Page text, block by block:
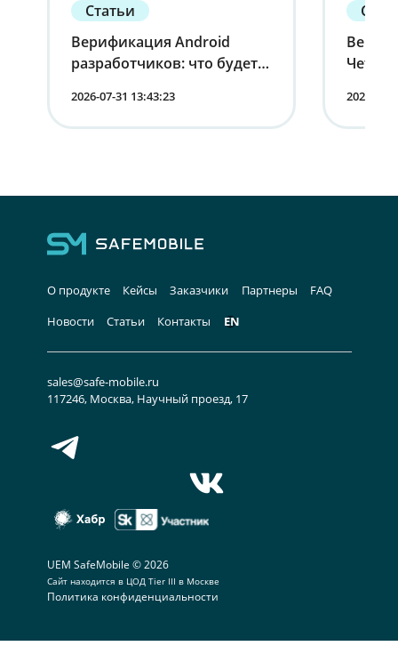
Статьи
Верификация Android
разработчиков: что будет с
2026-07-31 13:43:23
лица
2026-07-
О продукте Кейсы Заказчики Партнеры
FAQ
Новости
Статьи Контакты EN
sales@safe-mobile.ru
117246, Москва, Научный проезд, 17
UEM SafeMobile © 2026
Сайт находится в ЦОД Tier III в Москве
Политика конфиденциальности